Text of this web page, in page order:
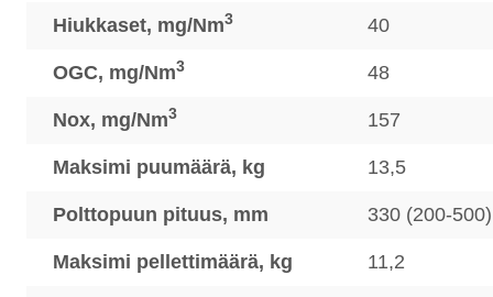
Hiukkaset, mg/Nm3 40
OGC, mg/Nm3 48
Nox, mg/Nm3 157
Maksimi puumäärä, kg 13,5
Polttopuun pituus, mm 330 (200-500)
Maksimi pellettimäärä, kg 11,2